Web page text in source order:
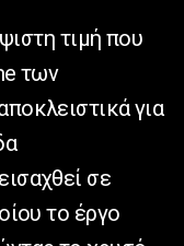
τιμή που
των
για
σε
το έργο